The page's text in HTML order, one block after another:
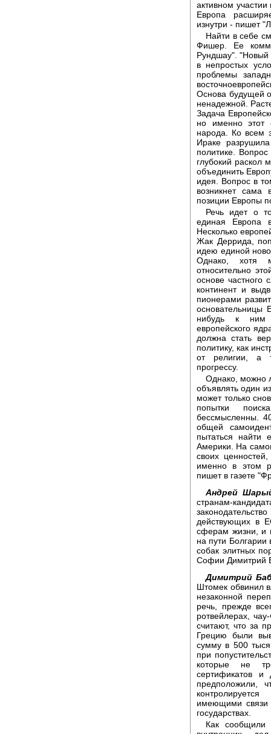
активном
Европа
изнутри - пишет
Найти в себе
Фишер. Ее
Рундшау". "Новый
в непростых
проблемы
Основа будущей
ненадежной.
Задача
но именно этот
народа. Ко всем
Ираке
политике.
глубокий раскол
объединить
идея. Вопрос в
возникнет сама
позиции Европы
Речь идет о
единая Европа
Несколько
Жак Деррида,
идею единой
Однако, хотя
относительно
основе частного
континент и
пионерами
основательницы
нибудь к ним
европейского
должна стать
политику, как
от религии, а
прогрессу.
Однако, можно
объявлять один
может только
попытки
бессмысленны.
общей
пытаться найти
Америки. На
своих
именно в этом
пишет в газете
Андрей
странам-
действующих в
сферам жизни, и
на пути
собак элитных
Софии Димитрий
Димитрий
Штомек обвинил
незаконной
речь, прежде
ротвейлерах,
считают, что за
Грецию были
сумму в 500
при
которые не
сертификатов и
предположили,
имеющими связи
государствах.
Как сообщили